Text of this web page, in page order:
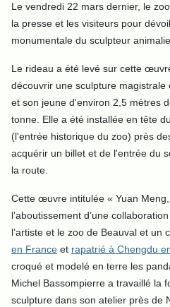
Le vendredi 22 mars dernier, le
la presse et les visiteurs pour
monumentale du sculpteur
Le rideau a été levé sur cette
découvrir une sculpture
et son jeune d'environ 2,5 mètres
tonne. Elle a été installée en tête
(l'entrée historique du zoo) près
acquérir un billet et de l'entrée du
la route.
Cette œuvre intitulée « Yuan
l’aboutissement d’une
l’artiste et le zoo de Beauval et un
en France et rapatrié à Chengdu
croqué et modelé en terre les
Michel Bassompierre a travaillé la
sculpture dans son atelier près de